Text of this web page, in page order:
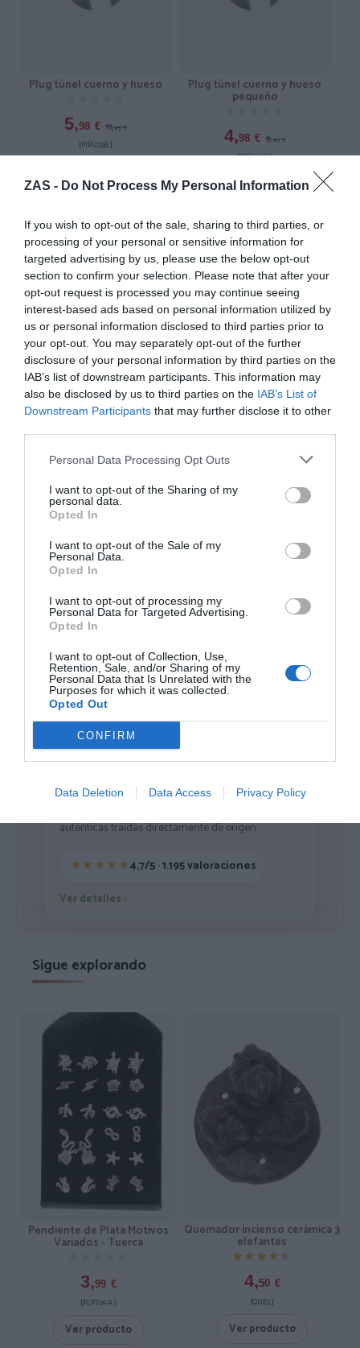
ZAS - Do Not Process My Personal Information
If you wish to opt-out of the sale, sharing to third parties, or
processing of your personal or sensitive information for
targeted advertising by us, please use the below opt-out
section to confirm your selection. Please note that after your
opt-out request is processed you may continue seeing
interest-based ads based on personal information utilized by
us or personal information disclosed to third parties prior to
your opt-out. You may separately opt-out of the further
disclosure of your personal information by third parties on the
IAB’s list of downstream participants. This information may
also be disclosed by us to third parties on the IAB’s List of
Downstream Participants that may further disclose it to other
Personal Data Processing Opt Outs
I want to opt-out of the Sharing of my
personal data.
Opted In
I want to opt-out of the Sale of my
Personal Data.
Opted In
I want to opt-out of processing my
Personal Data for Targeted Advertising.
Opted In
I want to opt-out of Collection, Use,
Retention, Sale, and/or Sharing of my
Personal Data that Is Unrelated with the
Purposes for which it was collected.
Opted Out
CONFIRM
Data Deletion Data Access Privacy Policy
Plug túnel cuerno y hueso
5,98 € 11,95 €
[PIPU23B ]
Plug túnel cuerno y hueso
pequeño
4,98 € 9,95 €
[PIPU23A ]
Ver producto
-50%
bicolor
★★★★★
★★★★★
5,98 € 11,95
[PIPU21B ]
Ver producto
-50%
contraste
★★★★★
★★★★★
4, €
Ver producto
1 2
ZAS DESDE 1999
auténticas traídas directamente de origen.
4,7/5 · 1.195 valoraciones
Ver detalles ›
Sigue explorando
Pendiente de Plata Motivos
Variados - Tuerca
3,99 €
[PLPT01-A ]
Ver producto
Quemador incienso cerámica 3
elefantes
★★★★★
★★★★★
4,50 €
[QUE2 ]
Ver producto